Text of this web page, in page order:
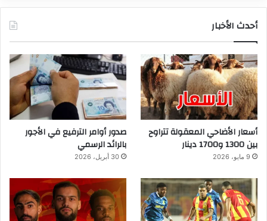
أحدث الأخبار
أسعار الأضاحي المعقولة تتراوح
بين 1300 و1700 دينار
9 مايو، 2026
صدور أوامر الترفيع في الأجور
بالرائد الرسمي
30 أبريل، 2026